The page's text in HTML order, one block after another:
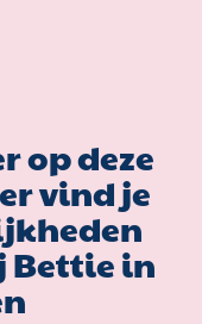
op deze
vind je
Bettie in